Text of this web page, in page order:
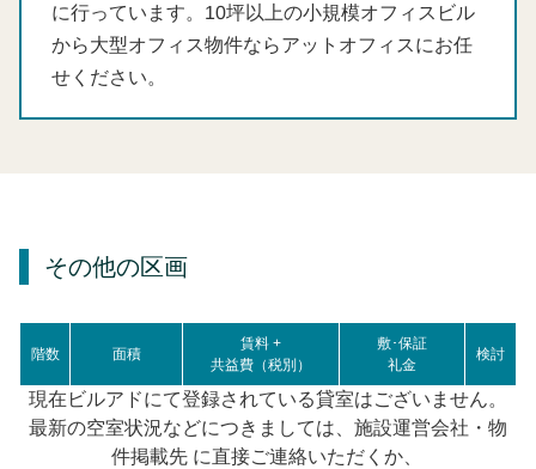
に行っています。10坪以上の小規模オフィスビル
から大型オフィス物件ならアットオフィスにお任
せください。
その他の区画
階数 面積
賃料 +
共益費（税別）
敷･保証
礼金
検討
現在ビルアドにて登録されている貸室はございません。
最新の空室状況などにつきましては、施設運営会社・物
件掲載先 に直接ご連絡いただくか、